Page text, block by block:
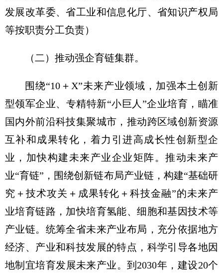
发展改革委、省工业和信息化厅、省知识产权局
等按职责分工负责）
（二）推动强企育链集群。
围绕“10＋X”未来产业领域，加强本土创新
型领军企业、专精特新“小巨人”企业培育，瞄准
国内外前沿科技集聚城市，推动跨区域创新资源
互补和成果转化，着力引进高成长性创新型企
业，加快构建未来产业企业矩阵。推动未来产
业“育链”，围绕创新链布局产业链，构建“基础研
究＋技术攻关＋成果转化＋科技金融”的未来产
业培育链路，加快培育氢能、细胞和基因技术等
产业链。统筹全省未来产业布局，充分依据地方
经济、产业和科技发展的特点，科学引导各地因
地制宜培育发展未来产业。到2030年，建设20个